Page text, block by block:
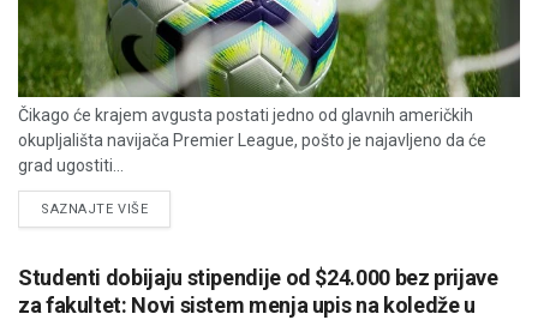
Čikago će krajem avgusta postati jedno od glavnih američkih
okupljališta navijača Premier League, pošto je najavljeno da će
grad ugostiti...
SAZNAJTE VIŠEDETAILS
Studenti dobijaju stipendije od $24.000 bez prijave
za fakultet: Novi sistem menja upis na koledže u